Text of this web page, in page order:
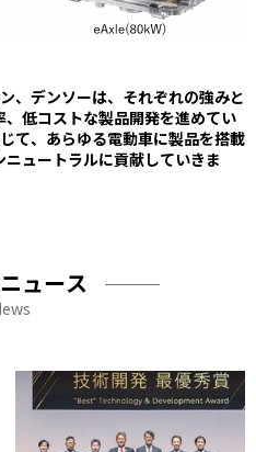
、デンソーは、それぞれの強みと
低コストな製品開発を進めてい
て、あらゆる電動車に製品を搭載
ュートラルに貢献していきま
ュース